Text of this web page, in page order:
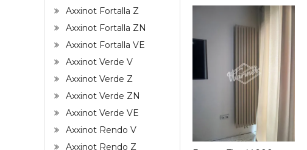
Axxinot Fortalla Z
Axxinot Fortalla ZN
Axxinot Fortalla VE
Axxinot Verde V
Axxinot Verde Z
Axxinot Verde ZN
Axxinot Verde VE
Axxinot Rendo V
Axxinot Rendo Z